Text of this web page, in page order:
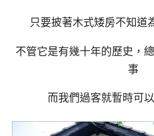
只要披著木式矮房不知道
不管它是有幾十年的歷史，
事
而我們過客就暫時可